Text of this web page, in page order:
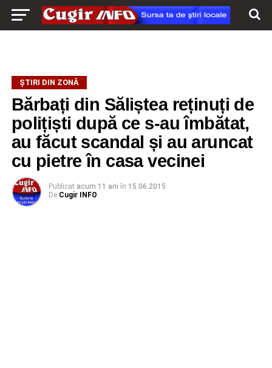
ŞTIRI DIN ZONĂ
Bărbați din Săliștea reținuți de
polițiști după ce s-au îmbătat,
au făcut scandal și au aruncat
cu pietre în casa vecinei
Publicat acum 11 ani în 15.06.2015
De Cugir INFO